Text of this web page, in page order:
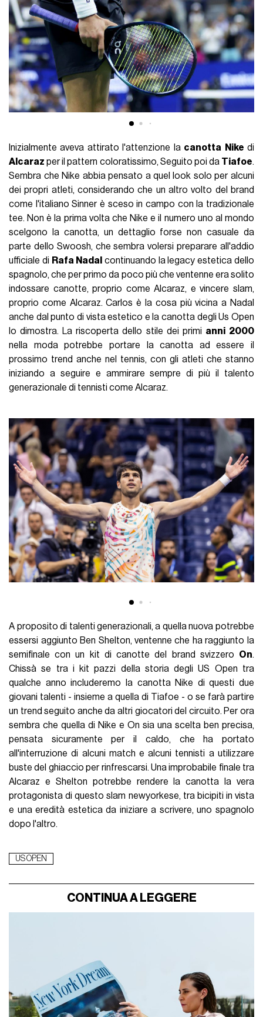
Inizialmente aveva attirato l'attenzione la canotta Nike di
Alcaraz per il pattern coloratissimo, Seguito poi da Tiafoe.
Sembra che Nike abbia pensato a quel look solo per alcuni
dei propri atleti, considerando che un altro volto del brand
come l'italiano Sinner è sceso in campo con la tradizionale
tee. Non è la prima volta che Nike e il numero uno al mondo
scelgono la canotta, un dettaglio forse non casuale da
parte dello Swoosh, che sembra volersi preparare all'addio
ufficiale di Rafa Nadal continuando la legacy estetica dello
spagnolo, che per primo da poco più che ventenne era solito
indossare canotte, proprio come Alcaraz, e vincere slam,
proprio come Alcaraz. Carlos è la cosa più vicina a Nadal
anche dal punto di vista estetico e la canotta degli Us Open
lo dimostra. La riscoperta dello stile dei primi anni 2000
nella moda potrebbe portare la canotta ad essere il
prossimo trend anche nel tennis, con gli atleti che stanno
iniziando a seguire e ammirare sempre di più il talento
generazionale di tennisti come Alcaraz.
A proposito di talenti generazionali, a quella nuova potrebbe
essersi aggiunto Ben Shelton, ventenne che ha raggiunto la
semifinale con un kit di canotte del brand svizzero On.
Chissà se tra i kit pazzi della storia degli US Open tra
qualche anno includeremo la canotta Nike di questi due
giovani talenti - insieme a quella di Tiafoe - o se farà partire
un trend seguito anche da altri giocatori del circuito. Per ora
sembra che quella di Nike e On sia una scelta ben precisa,
pensata sicuramente per il caldo, che ha portato
all'interruzione di alcuni match e alcuni tennisti a utilizzare
buste del ghiaccio per rinfrescarsi. Una improbabile finale tra
Alcaraz e Shelton potrebbe rendere la canotta la vera
protagonista di questo slam newyorkese, tra bicipiti in vista
e una eredità estetica da iniziare a scrivere, uno spagnolo
dopo l'altro.
US OPEN
CONTINUA A LEGGERE